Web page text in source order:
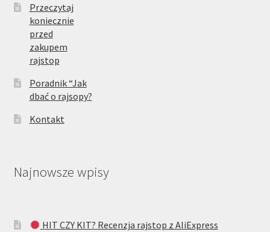
Przeczytaj
koniecznie
przed
zakupem
rajstop
Poradnik “Jak
dbać o rajsopy?
Kontakt
Najnowsze wpisy
HIT CZY KIT? Recenzja rajstop z AliExpress